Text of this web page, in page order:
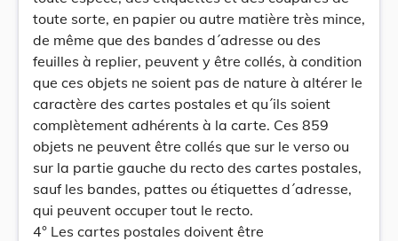
toute sorte, en papier ou autre matière très mince,
de même que des bandes d´adresse ou des
feuilles à replier, peuvent y être collés, à condition
que ces objets ne soient pas de nature à altérer le
caractère des cartes postales et qu´ils soient
complètement adhérents à la carte. Ces 859
objets ne peuvent être collés que sur le verso ou
sur la partie gauche du recto des cartes postales,
sauf les bandes, pattes ou étiquettes d´adresse,
qui peuvent occuper tout le recto.
4° Les cartes postales doivent être